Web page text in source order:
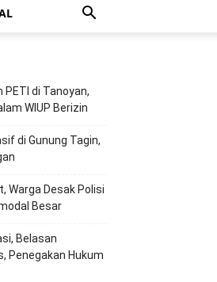
PETI di Tanoyan,
WIUP Berizin
di Gunung Tagin,
Warga Desak Polisi
Besar
Belasan
Penegakan Hukum